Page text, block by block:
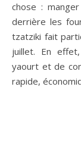
chose :
derrière les
tzatziki fait
juillet. En
yaourt et de
rapide,